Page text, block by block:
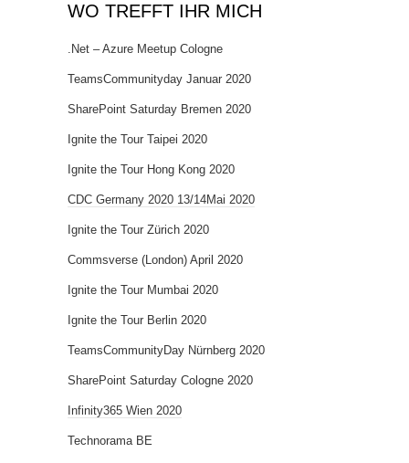
WO TREFFT IHR MICH
.Net – Azure Meetup Cologne
TeamsCommunityday Januar 2020
SharePoint Saturday Bremen 2020
Ignite the Tour Taipei 2020
Ignite the Tour Hong Kong 2020
CDC Germany 2020 13/14Mai 2020
Ignite the Tour Zürich 2020
Commsverse (London) April 2020
Ignite the Tour Mumbai 2020
Ignite the Tour Berlin 2020
TeamsCommunityDay Nürnberg 2020
SharePoint Saturday Cologne 2020
Infinity365 Wien 2020
Technorama BE